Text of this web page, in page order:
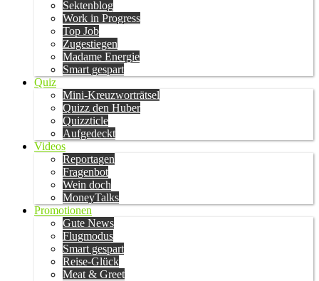
Sektenblog
Work in Progress
Top Job
Zugestiegen
Madame Energie
Smart gespart
Quiz
Mini-Kreuzworträtsel
Quizz den Huber
Quizzticle
Aufgedeckt
Videos
Reportagen
Fragenbot
Wein doch
MoneyTalks
Promotionen
Gute News
Flugmodus
Smart gespart
Reise-Glück
Meat & Greet